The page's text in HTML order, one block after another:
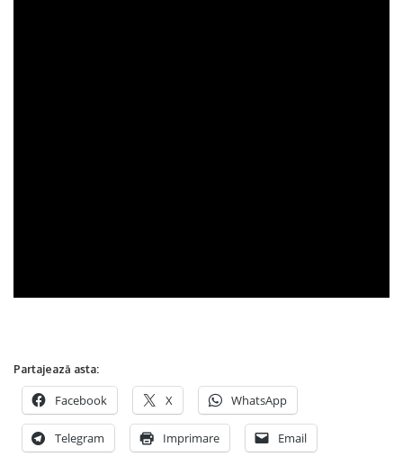
Partajează asta:
Facebook X WhatsApp
Telegram Imprimare Email